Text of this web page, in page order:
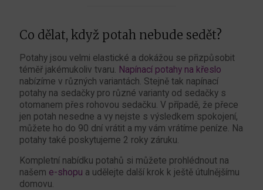
Co dělat, když potah nebude sedět?
Potahy jsou velmi elastické a dokážou se přizpůsobit
téměř jakémukoliv tvaru. Napínací potahy na křeslo
nabízíme v různých variantách. Stejně tak napínací
potahy na sedačky pro různé varianty od sedačky s
otomanem přes rohovou sedačku. V případě, že přece
jen potah nesedne a vy nejste s výsledkem spokojení,
můžete ho do 90 dní vrátit a my vám vrátíme peníze. Na
potahy také poskytujeme 2 roky záruku.
Kompletní nabídku potahů si můžete prohlédnout na
našem e-shopu a udělejte další krok k ještě útulnějšímu
domovu.